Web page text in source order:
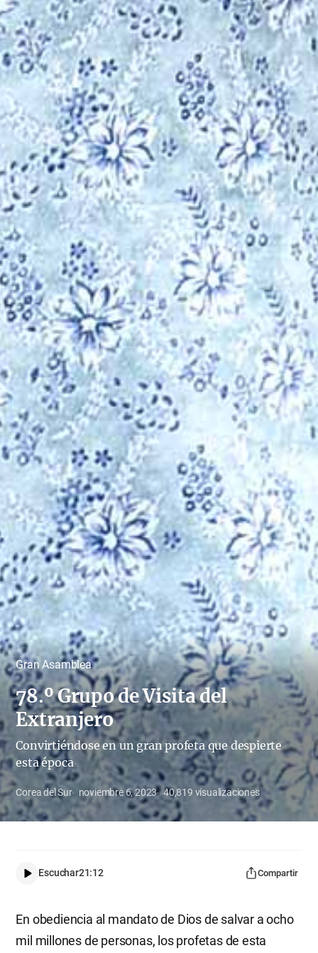
Gran Asamblea
78.º Grupo de Visita del
Extranjero
Convirtiéndose en un gran profeta que despierte
esta época
Corea del Sur noviembre 6, 2023 40,819 visualizaciones
Escuchar21:12 Compartir
En obediencia al mandato de Dios de salvar a ocho
mil millones de personas, los profetas de esta